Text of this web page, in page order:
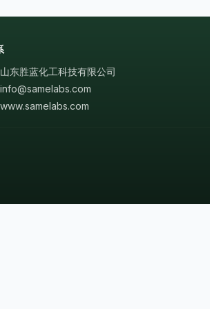
山东胜蓝化工科技有限公司
info@samelabs.com
www.samelabs.com